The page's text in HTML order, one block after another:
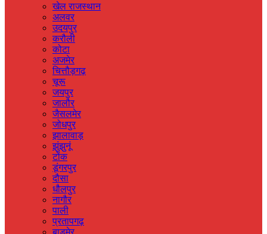
खेल राजस्‍थान
अलवर
उदयपुर
करौली
कोटा
अजमेर
चित्तौड़गढ़
चूरू
जयपुर
जालौर
जैसलमेर
जोधपुर
झालावाड़
झुंझुनूं
टोंक
डूंगरपुर
दौसा
धौलपुर
नागौर
पाली
प्रतापगढ़
बाड़मेर